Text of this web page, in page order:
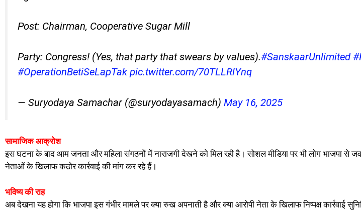
Post: Chairman, Cooperative Sugar Mill
Party: Congress! (Yes, that party that swears by values).#SanskaarUnlimited
#OperationBetiSeLapTak pic.twitter.com/70TLLRlYnq
— Suryodaya Samachar (@suryodayasamach) May 16, 2025
सामाजिक आक्रोश
इस घटना के बाद आम जनता और महिला संगठनों में नाराजगी देखने को मिल रही है। सोशल मीडिया पर भी लोग भाजपा से
नेताओं के खिलाफ कठोर कार्रवाई की मांग कर रहे हैं।
भविष्य की राह
अब देखना यह होगा कि भाजपा इस गंभीर मामले पर क्या रुख अपनाती है और क्या आरोपी नेता के खिलाफ निष्पक्ष कार्रवाई